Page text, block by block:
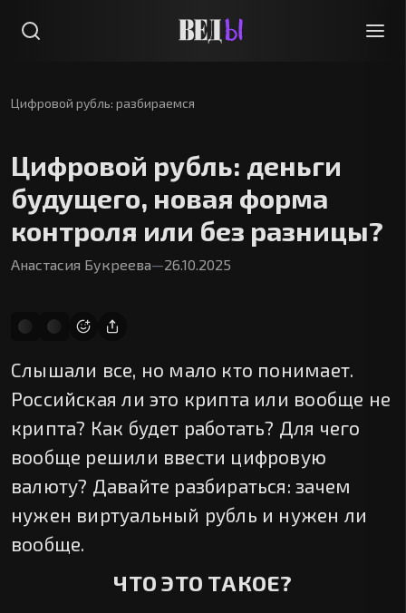
Цифровой рубль: разбираемся
Цифровой рубль: деньги
будущего, новая форма
контроля или без разницы?
Анастасия Букреева—26.10.2025
Слышали все, но мало кто понимает.
Российская ли это крипта или вообще не
крипта? Как будет работать? Для чего
вообще решили ввести цифровую
валюту? Давайте разбираться: зачем
нужен виртуальный рубль и нужен ли
вообще.
ЧТО ЭТО ТАКОЕ?